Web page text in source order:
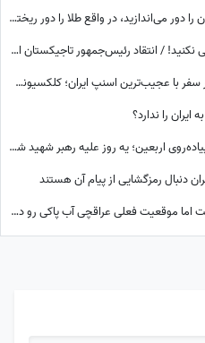
ببینید| چرا هر بار که سیم‌کارت قدیمی‌تان را دور می‌اندازید، در واقع طلا را دور ریخته‌اید؟
بانوان عزیز در پوشیدن لباس مرا عصبانی نکنید! / انتقاد رئیس‌جمهور تاجیکستان از لباس زنان در این کشور: ناخن‌های رنگ‌شده و لباس‌های تا زیر زانو یا لخت چه معنایی دارد؟
کشف گنجینه‌ای از عتیقه‌جات نفیس در سفر با عجیب‌ترین اسنپ ایران؛ کلکسیونی که همه را شگفت‌زده کرد
را ندارد؟
تماشا کنید| از کابوس خیابان تا آرامش پیاده‌روی اربعین؛ یه روز علیه رهبر شهید شعار میدادم امروز شدم نایب الزیاره خود آقا...
دنبال رمزگشایی از پیام آن هستند
تماشا کنید| ترامپ از مذاکره دوشنبه گفت اما موقعیت فعلی عراقچی آب پاکی رو دست کاخ‌سفیدنشینان ریخت؛ وزیر امورخارجه کجاست؟